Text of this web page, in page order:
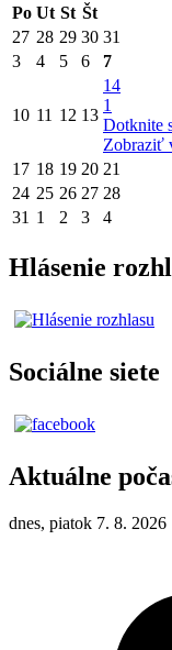
Po Ut St Št
27 28 29 30 31
3
4 5 6 7
10 11 12 13
14
1
Dotknite
Zobraziť
17 18 19 20 21
24 25 26 27 28
31 1 2 3 4
Hlásenie
Sociálne siete
Aktuálne
dnes, piatok 7. 8. 2026